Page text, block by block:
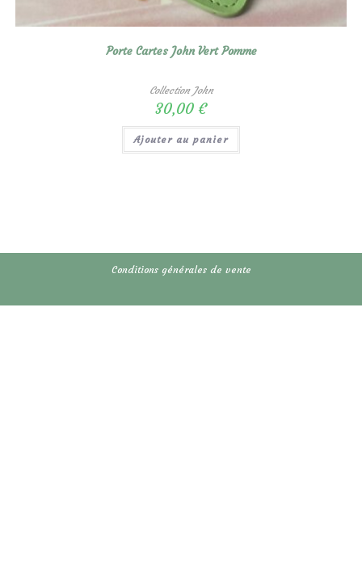
Porte Cartes John Vert Pomme
Collection John
30,00 €
Ajouter au panier
Conditions générales de vente